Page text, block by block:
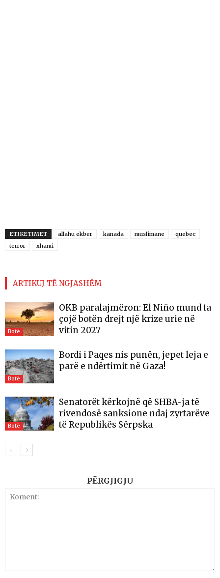
ETIKETIMET allahu ekber kanada muslimane
quebec
terror
xhami
ARTIKUJ TË NGJASHËM
Botë
OKB paralajmëron: El Niño mund ta
çojë botën drejt një krize urie në
vitin 2027
Botë
Bordi i Paqes nis punën, jepet leja e
parë e ndërtimit në Gaza!
Botë
Senatorët kërkojnë që SHBA-ja të
rivendosë sanksione ndaj zyrtarëve
të Republikës Sërpska
PËRGJIGJU